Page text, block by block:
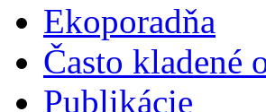
Ekoporadňa
Často kladené
Publikácie